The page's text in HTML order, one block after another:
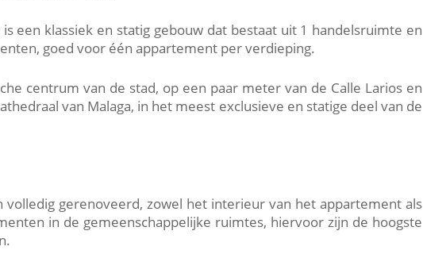
een klassiek en statig gebouw dat bestaat uit 1 handelsruimte en
goed voor één appartement per verdieping.
centrum van de stad, op een paar meter van de Calle Larios en
van Malaga, in het meest exclusieve en statige deel van de
volledig gerenoveerd, zowel het interieur van het appartement als
in de gemeenschappelijke ruimtes, hiervoor zijn de hoogste